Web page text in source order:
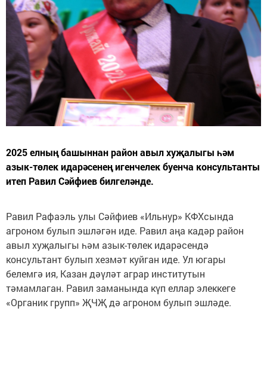
2025 елның башыннан район авыл хуҗалыгы һәм
азык-төлек идарәсенең игенчелек буенча консультанты
итеп Равил Сәйфиев билгеләнде.
Равил Рафаэль улы Сәйфиев «Ильнур» КФХсында
агроном булып эшләгән иде. Равил аңа кадәр район
авыл хуҗалыгы һәм азык-төлек идарәсендә
консультант булып хезмәт куйган иде. Ул югары
белемгә ия, Казан дәүләт аграр институтын
тәмамлаган. Равил заманында күп еллар элеккеге
«Органик групп» ҖЧҖ дә агроном булып эшләде.